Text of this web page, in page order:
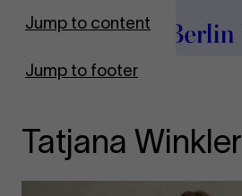
Jump to content
Jump to footer
To Frontpage
Tatjana Winkler